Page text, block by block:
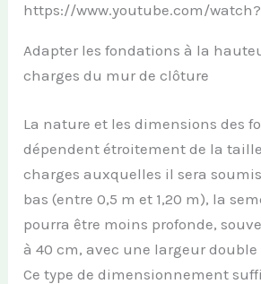
https://www.youtube.com/
Adapter les fondations à la
charges du mur de clôture
La nature et les dimensions des
dépendent étroitement de la
charges auxquelles il sera
bas (entre 0,5 m et 1,20 m), la
pourra être moins profonde,
à 40 cm, avec une largeur
Ce type de dimensionnement